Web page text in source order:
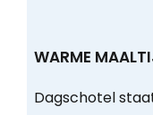
WARME
Dagschotel